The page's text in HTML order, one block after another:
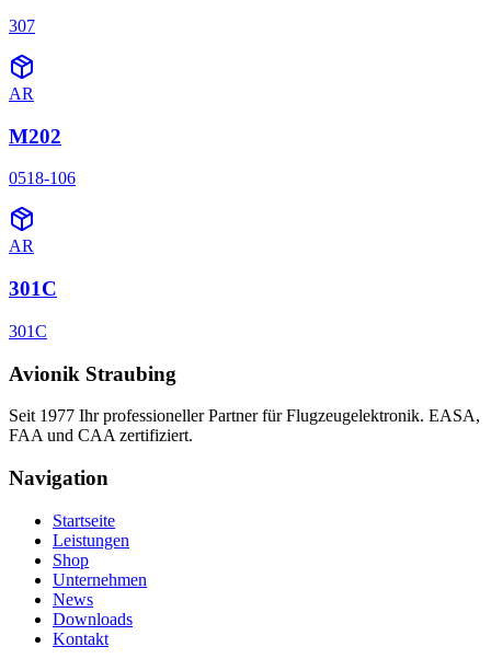
307
AR
M202
0518-106
AR
301C
301C
Avionik Straubing
Seit 1977 Ihr professioneller Partner für Flugzeugelektronik. EASA,
FAA und CAA zertifiziert.
Navigation
Startseite
Leistungen
Shop
Unternehmen
News
Downloads
Kontakt